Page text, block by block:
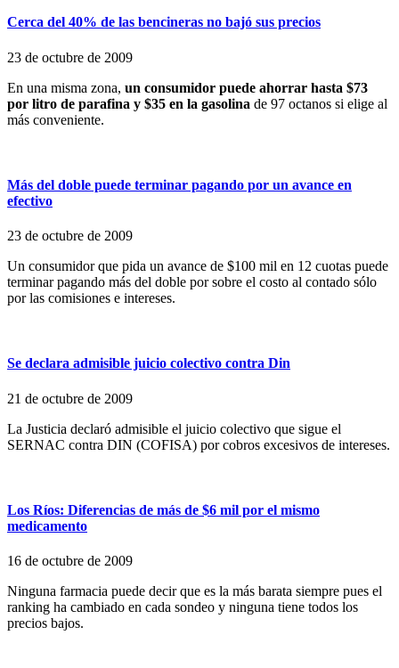
Cerca del 40% de las bencineras no bajó sus precios
23 de octubre de 2009
En una misma zona, un consumidor puede ahorrar hasta $73
por litro de parafina y $35 en la gasolina de 97 octanos si elige al
más conveniente.
Más del doble puede terminar pagando por un avance en
efectivo
23 de octubre de 2009
Un consumidor que pida un avance de $100 mil en 12 cuotas puede
terminar pagando más del doble por sobre el costo al contado sólo
por las comisiones e intereses.
Se declara admisible juicio colectivo contra Din
21 de octubre de 2009
La Justicia declaró admisible el juicio colectivo que sigue el
SERNAC contra DIN (COFISA) por cobros excesivos de intereses.
Los Ríos: Diferencias de más de $6 mil por el mismo
medicamento
16 de octubre de 2009
Ninguna farmacia puede decir que es la más barata siempre pues el
ranking ha cambiado en cada sondeo y ninguna tiene todos los
precios bajos.